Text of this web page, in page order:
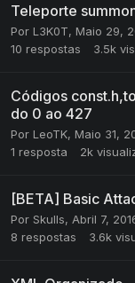
Teleporte
Por L3K0T, Maio 29,
10 respostas 3.5k
Códigos
do 0 ao 427
Por LeoTK, Maio 31,
1 resposta 2k
[BETA] Basic
Por Skulls, Abril 7,
8 respostas 3.6k